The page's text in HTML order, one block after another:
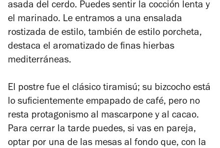
asada del cerdo. Puedes sentir la cocción lenta y
el marinado. Le entramos a una ensalada
rostizada de estilo, también de estilo porcheta,
destaca el aromatizado de finas hierbas
mediterráneas.
El postre fue el clásico tiramisú; su bizcocho está
lo suficientemente empapado de café, pero no
resta protagonismo al mascarpone y al cacao.
Para cerrar la tarde puedes, si vas en pareja,
optar por una de las mesas al fondo que, con la